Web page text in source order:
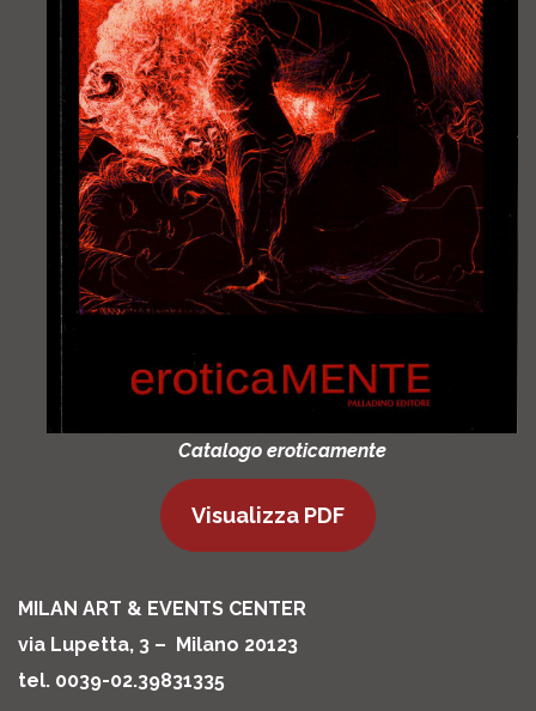
Catalogo eroticamente
Visualizza PDF
MILAN ART & EVENTS CENTER
via Lupetta, 3 – Milano 20123
tel. 0039-02.39831335